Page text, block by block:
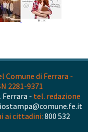
Comune di Ferrara -
2281-9371
Ferrara - tel. redazione
ai cittadini: 800 532